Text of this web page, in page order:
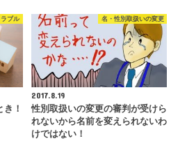
ブル
！
名・性別取扱いの変更
2017.8.19
性別取扱いの変更の審判が受けら
れないから名前を変えられないわ
けではない！